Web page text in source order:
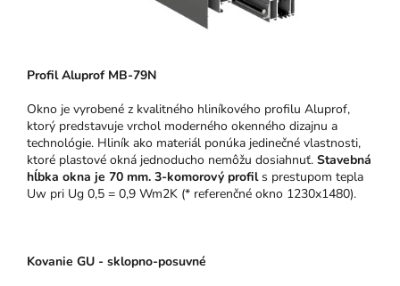
Profil Aluprof MB-79N
Okno je vyrobené z kvalitného hliníkového profilu Aluprof,
ktorý predstavuje vrchol moderného okenného dizajnu a
technológie. Hliník ako materiál ponúka jedinečné vlastnosti,
ktoré plastové okná jednoducho nemôžu dosiahnuť. Stavebná
hĺbka okna je 70 mm. 3-komorový profils prestupom tepla
Uw pri Ug 0,5 = 0,9 Wm2K (* referenčné okno 1230x1480).
Kovanie GU - sklopno-posuvné